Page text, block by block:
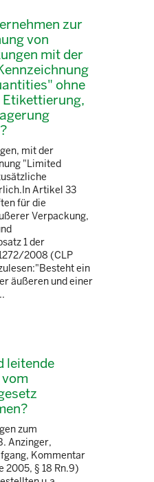
zur
von
mit der
ohne
mit der
"Limited
Artikel 33
für die
Verpackung,
1 der
2008 (CLP
ein
äußeren und einer
leitende
zum
Anzinger,
Kommentar
2005, § 18 Rn.9)